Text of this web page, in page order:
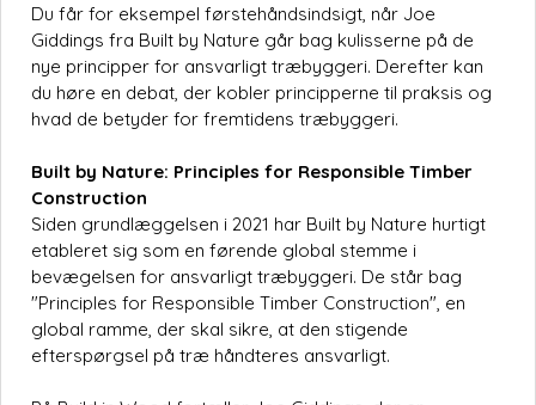
Du får for eksempel førstehåndsindsigt, når Joe
Giddings fra Built by Nature går bag kulisserne på de
nye principper for ansvarligt træbyggeri. Derefter kan
du høre en debat, der kobler principperne til praksis og
hvad de betyder for fremtidens træbyggeri.
Built by Nature: Principles for Responsible Timber
Construction
Siden grundlæggelsen i 2021 har Built by Nature hurtigt
etableret sig som en førende global stemme i
bevægelsen for ansvarligt træbyggeri. De står bag
"Principles for Responsible Timber Construction", en
global ramme, der skal sikre, at den stigende
efterspørgsel på træ håndteres ansvarligt.